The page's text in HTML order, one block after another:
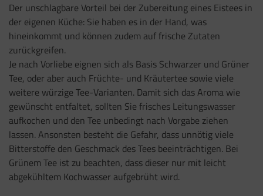
Der unschlagbare Vorteil bei der Zubereitung eines Eistees in
der eigenen Küche: Sie haben es in der Hand, was
hineinkommt und können zudem auf frische Zutaten
zurückgreifen.
Je nach Vorliebe eignen sich als Basis Schwarzer und Grüner
Tee, oder aber auch Früchte- und Kräutertee sowie viele
weitere würzige Tee-Varianten. Damit sich das Aroma wie
gewünscht entfaltet, sollten Sie frisches Leitungswasser
aufkochen und den Tee unbedingt nach Vorgabe ziehen
lassen. Ansonsten besteht die Gefahr, dass unnötig viele
Bitterstoffe den Geschmack des Tees beeinträchtigen. Bei
Grünem Tee ist zu beachten, dass dieser nur mit leicht
abgekühltem Kochwasser aufgebrüht wird.